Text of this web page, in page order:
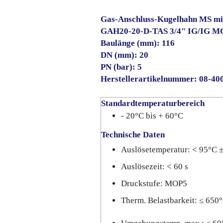
Gas-Anschluss-Kugelhahn MS
GAH20-20-D-TAS 3/4" IG/IG
Baulänge (mm): 116
DN (mm): 20
PN (bar): 5
Herstellerartikelnummer: 08-
Standardtemperaturbereich
- 20°C bis + 60°C
Technische Daten
Auslösetemperatur: < 95°C
Auslösezeit: < 60 s
Druckstufe: MOP5
Therm. Belastbarkeit: ≤